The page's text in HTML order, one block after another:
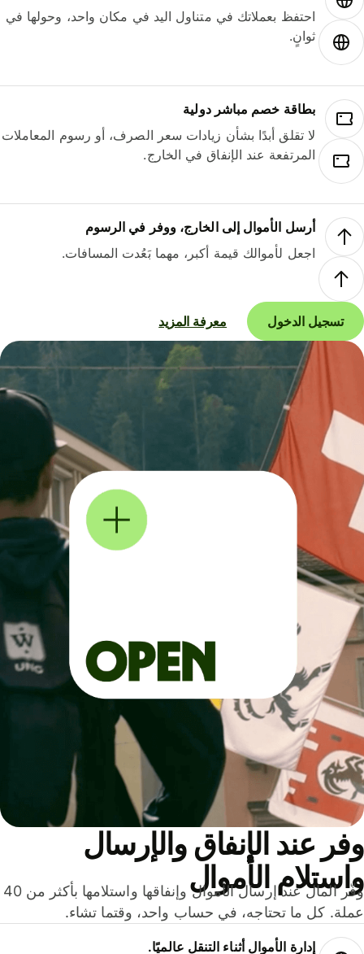
احتفظ بعملاتك في متناول اليد في مكان واحد، وحولها في
ثوانٍ.
بطاقة خصم مباشر دولية
لا تقلق أبدًا بشأن زيادات سعر الصرف، أو رسوم المعاملات
المرتفعة عند الإنفاق في الخارج.
أرسل الأموال إلى الخارج، ووفر في الرسوم
اجعل لأموالك قيمة أكبر، مهما بَعُدت المسافات.
تسجيل الدخول معرفة المزيد
عند الإنفاق والإرسال
الأموال
وفّر المال عند إرسال الأموال وإنفاقها واستلامها بأكثر من 40
كل ما تحتاجه، في حساب واحد، وقتما تشاء.
إدارة الأموال أثناء التنقل عالميًا.